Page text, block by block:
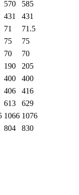
570
585
431
431
71
71.5
75
75
70
70
190
205
400
400
406
416
613
629
1066 1076
804 830